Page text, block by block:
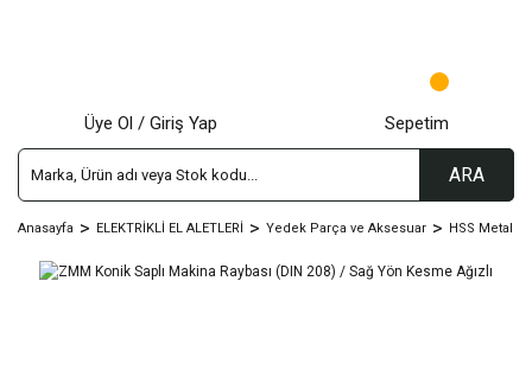
ARA
Üye Ol / Giriş Yap Sepetim
Anasayfa ELEKTRİKLİ EL ALETLERİ Yedek Parça ve Aksesuar HSS Metal